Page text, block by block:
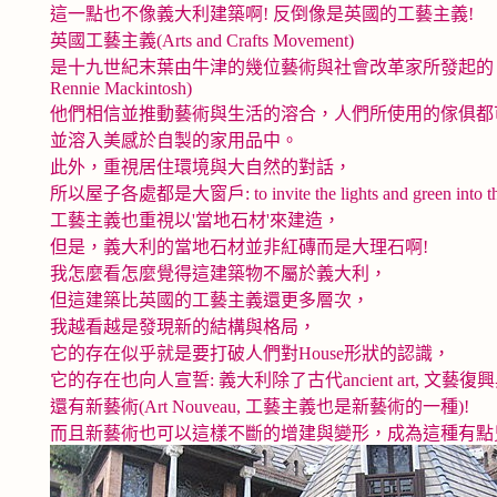
這一點也不像義大利建築啊! 反倒像是英國的工藝主義!
英國工藝主義(Arts and Crafts Movement)
是十九世紀末葉由牛津的幾位藝術與社會改革家所發起的
Rennie Mackintosh)
他們相信並推動藝術與生活的溶合，人們所使用的傢俱
並溶入美感於自製的家用品中。
此外，重視居住環境與大自然的對話，
所以屋子各處都是大窗戶: to invite the lights and green into
工藝主義也重視以'當地石材'來建造，
但是，義大利的當地石材並非紅磚而是大理石啊!
我怎麼看怎麼覺得這建築物不屬於義大利，
但這建築比英國的工藝主義還更多層次，
我越看越是發現新的結構與格局，
它的存在似乎就是要打破人們對House形狀的認識，
它的存在也向人宣誓: 義大利除了古代ancient art, 文藝復
還有新藝術(Art Nouveau, 工藝主義也是新藝術的一種)!
而且新藝術也可以這樣不斷的增建與變形，成為這種有